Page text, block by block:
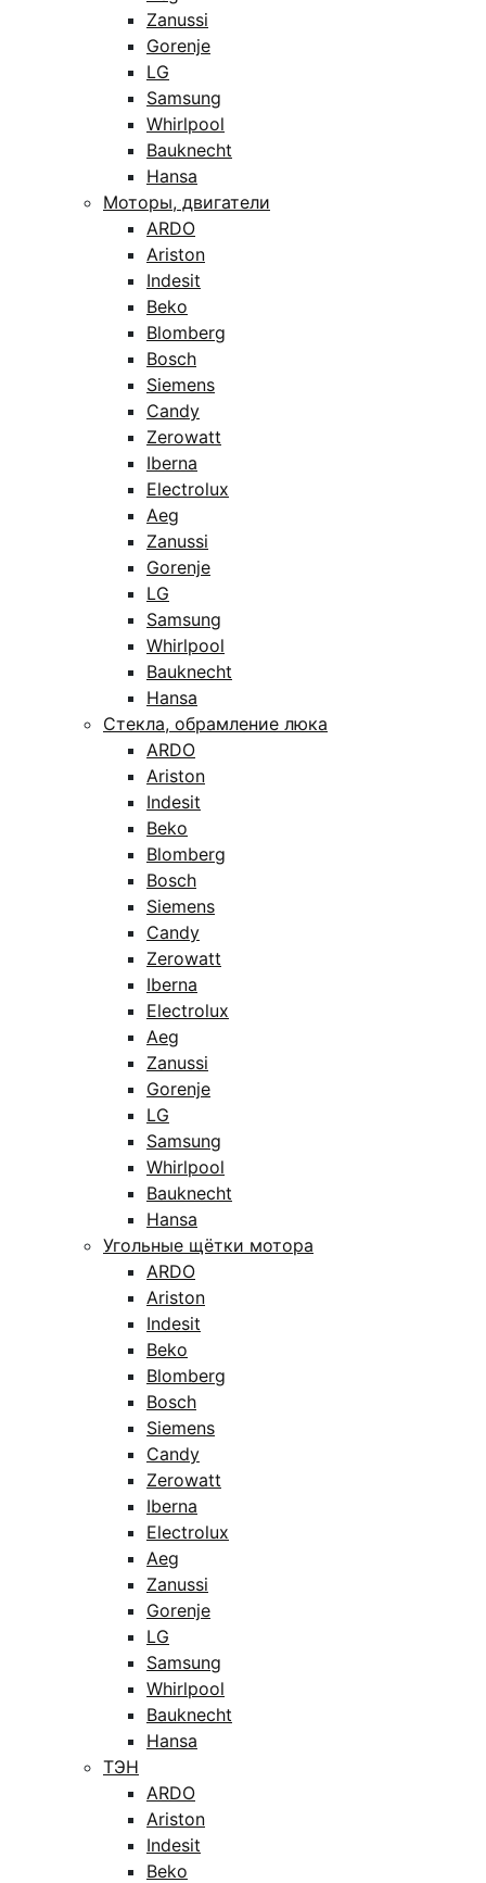
Zanussi
Gorenje
LG
Samsung
Whirlpool
Bauknecht
Hansa
Моторы, двигатели
ARDO
Ariston
Indesit
Beko
Blomberg
Bosch
Siemens
Candy
Zerowatt
Iberna
Electrolux
Aeg
Zanussi
Gorenje
LG
Samsung
Whirlpool
Bauknecht
Hansa
Стекла, обрамление люка
ARDO
Ariston
Indesit
Beko
Blomberg
Bosch
Siemens
Candy
Zerowatt
Iberna
Electrolux
Aeg
Zanussi
Gorenje
LG
Samsung
Whirlpool
Bauknecht
Hansa
Угольные щётки мотора
ARDO
Ariston
Indesit
Beko
Blomberg
Bosch
Siemens
Candy
Zerowatt
Iberna
Electrolux
Aeg
Zanussi
Gorenje
LG
Samsung
Whirlpool
Bauknecht
Hansa
ТЭН
ARDO
Ariston
Indesit
Beko